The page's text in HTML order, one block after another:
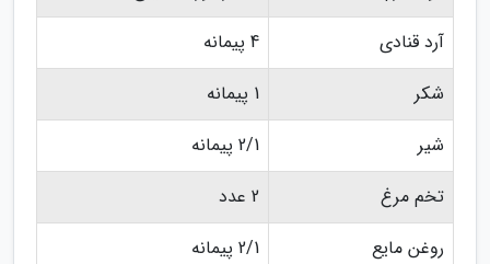
آرد قنادی
4 پیمانه
شکر
1 پیمانه
شیر
2/1 پیمانه
تخم مرغ
2 عدد
روغن مایع
2/1 پیمانه